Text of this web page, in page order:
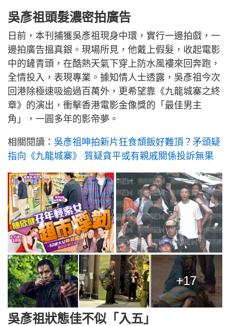
吳彥祖頭髮濃密拍廣告
日前，本刊捕獲吳彥祖現身中環，實行一邊拍戲，一
邊拍廣告搵真銀。現場所見，他戴上假髮，收起電影
中的鏟青頭，在酷熱天氣下穿上防水風褸來回奔跑，
全情投入，表現專業。據知情人士透露，吳彥祖今次
回港除極速吸逾過百萬外，更希望靠《九龍城寨之終
章》的演出，衝擊香港電影金像獎的「最佳男主
角」，一圓多年的影帝夢。
相關閱讀： 吳彥祖呻拍新片狂食頹飯好難頂？矛頭疑
指向《九龍城寨》 質疑貪平或有親戚關係投訴無果
+17
吳彥祖狀態佳不似「入五」